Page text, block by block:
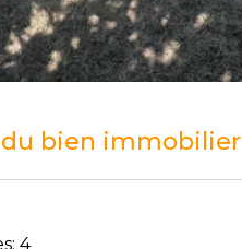
bien immobilier
4